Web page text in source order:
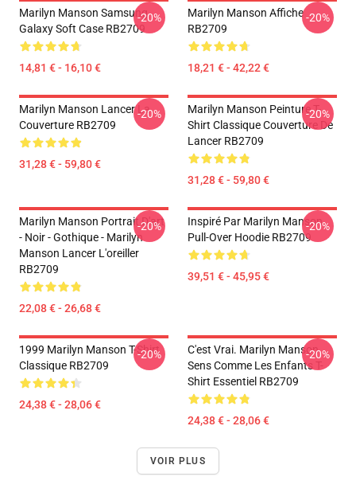
Marilyn Manson Samsung
Galaxy Soft Case RB2709
14,81 € - 16,10 €
-20%
Marilyn Manson Affiche
RB2709
18,21 € - 42,22 €
-20%
Marilyn Manson Lancer La
Couverture RB2709
31,28 € - 59,80 €
-20%
Marilyn Manson Peinture T-
Shirt Classique Couverture De
Lancer RB2709
31,28 € - 59,80 €
-20%
Marilyn Manson Portrait D'art
- Noir - Gothique - Marilyn
Manson Lancer L'oreiller
RB2709
22,08 € - 26,68 €
-20%
Inspiré Par Marilyn Manson
Pull-Over Hoodie RB2709
39,51 € - 45,95 €
-20%
1999 Marilyn Manson T-Shirt
Classique RB2709
24,38 € - 28,06 €
-20%
C'est Vrai. Marilyn Manson
Sens Comme Les Enfants T-
Shirt Essentiel RB2709
24,38 € - 28,06 €
-20%
VOIR PLUS